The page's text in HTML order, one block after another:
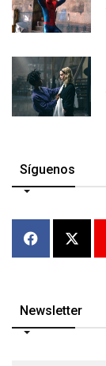
Síguenos
Newsletter